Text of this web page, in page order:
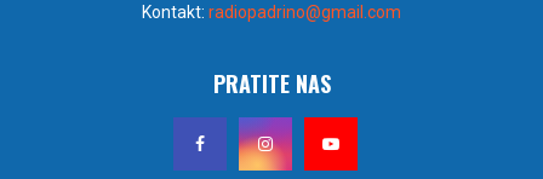
Kontakt: radiopadrino@gmail.com
PRATITE NAS